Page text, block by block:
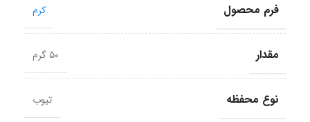
فرم محصول کرم
مقدار ۵۰ گرم
نوع محفظه تیوب